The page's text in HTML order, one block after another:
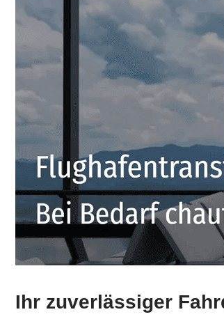
Ihr zuverlässiger